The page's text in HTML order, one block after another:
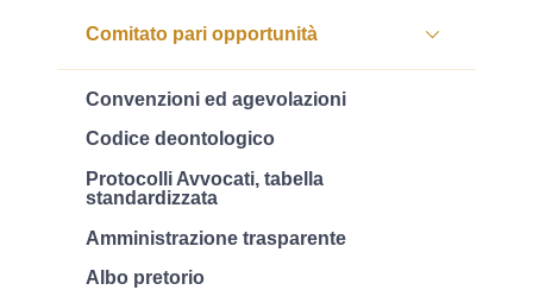
Comitato pari opportunità
Convenzioni ed agevolazioni
Codice deontologico
Protocolli Avvocati, tabella
standardizzata
Amministrazione trasparente
Albo pretorio